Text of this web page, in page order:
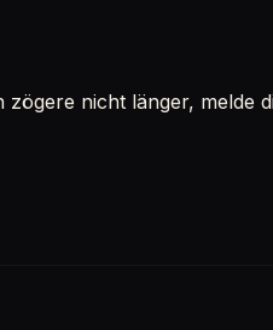
nicht länger, melde